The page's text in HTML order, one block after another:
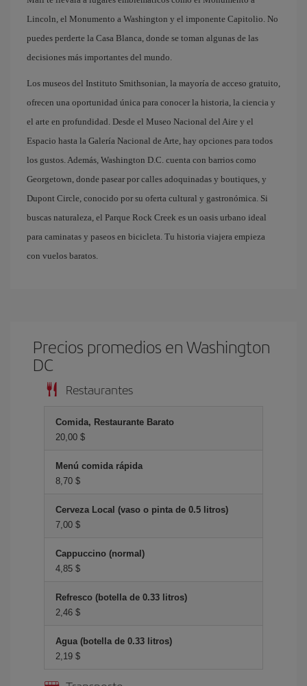
Lincoln, el Monumento a Washington y el imponente Capitolio. No
puedes perderte la Casa Blanca, donde se toman algunas de las
decisiones más importantes del mundo.
Los museos del Instituto Smithsonian, la mayoría de acceso gratuito,
ofrecen una oportunidad única para conocer la historia, la ciencia y
el arte en profundidad. Desde el Museo Nacional del Aire y el
Espacio hasta la Galería Nacional de Arte, hay opciones para todos
los gustos. Además, Washington D.C. cuenta con barrios como
Georgetown, donde pasear por calles adoquinadas y boutiques, y
Dupont Circle, conocido por su oferta cultural y gastronómica. Si
buscas naturaleza, el Parque Rock Creek es un oasis urbano ideal
para caminatas y paseos en bicicleta. Tu historia viajera empieza
con vuelos baratos.
Precios promedios en Washington
DC
Restaurantes
Comida, Restaurante Barato
20,00 $
Menú comida rápida
8,70 $
Cerveza Local (vaso o pinta de 0.5 litros)
7,00 $
Cappuccino (normal)
4,85 $
Refresco (botella de 0.33 litros)
2,46 $
Agua (botella de 0.33 litros)
2,19 $